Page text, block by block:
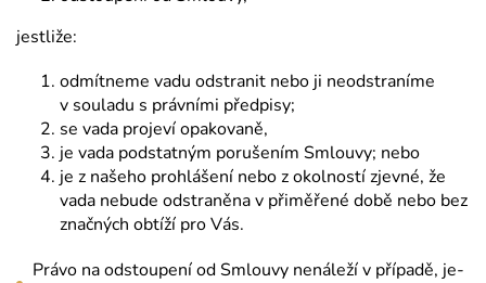
jestliže:
odmítneme vadu odstranit nebo ji neodstraníme
v souladu s právními předpisy;
se vada projeví opakovaně,
je vada podstatným porušením Smlouvy; nebo
je z našeho prohlášení nebo z okolností zjevné, že
vada nebude odstraněna v přiměřené době nebo bez
značných obtíží pro Vás.
Právo na odstoupení od Smlouvy nenáleží v případě, je-